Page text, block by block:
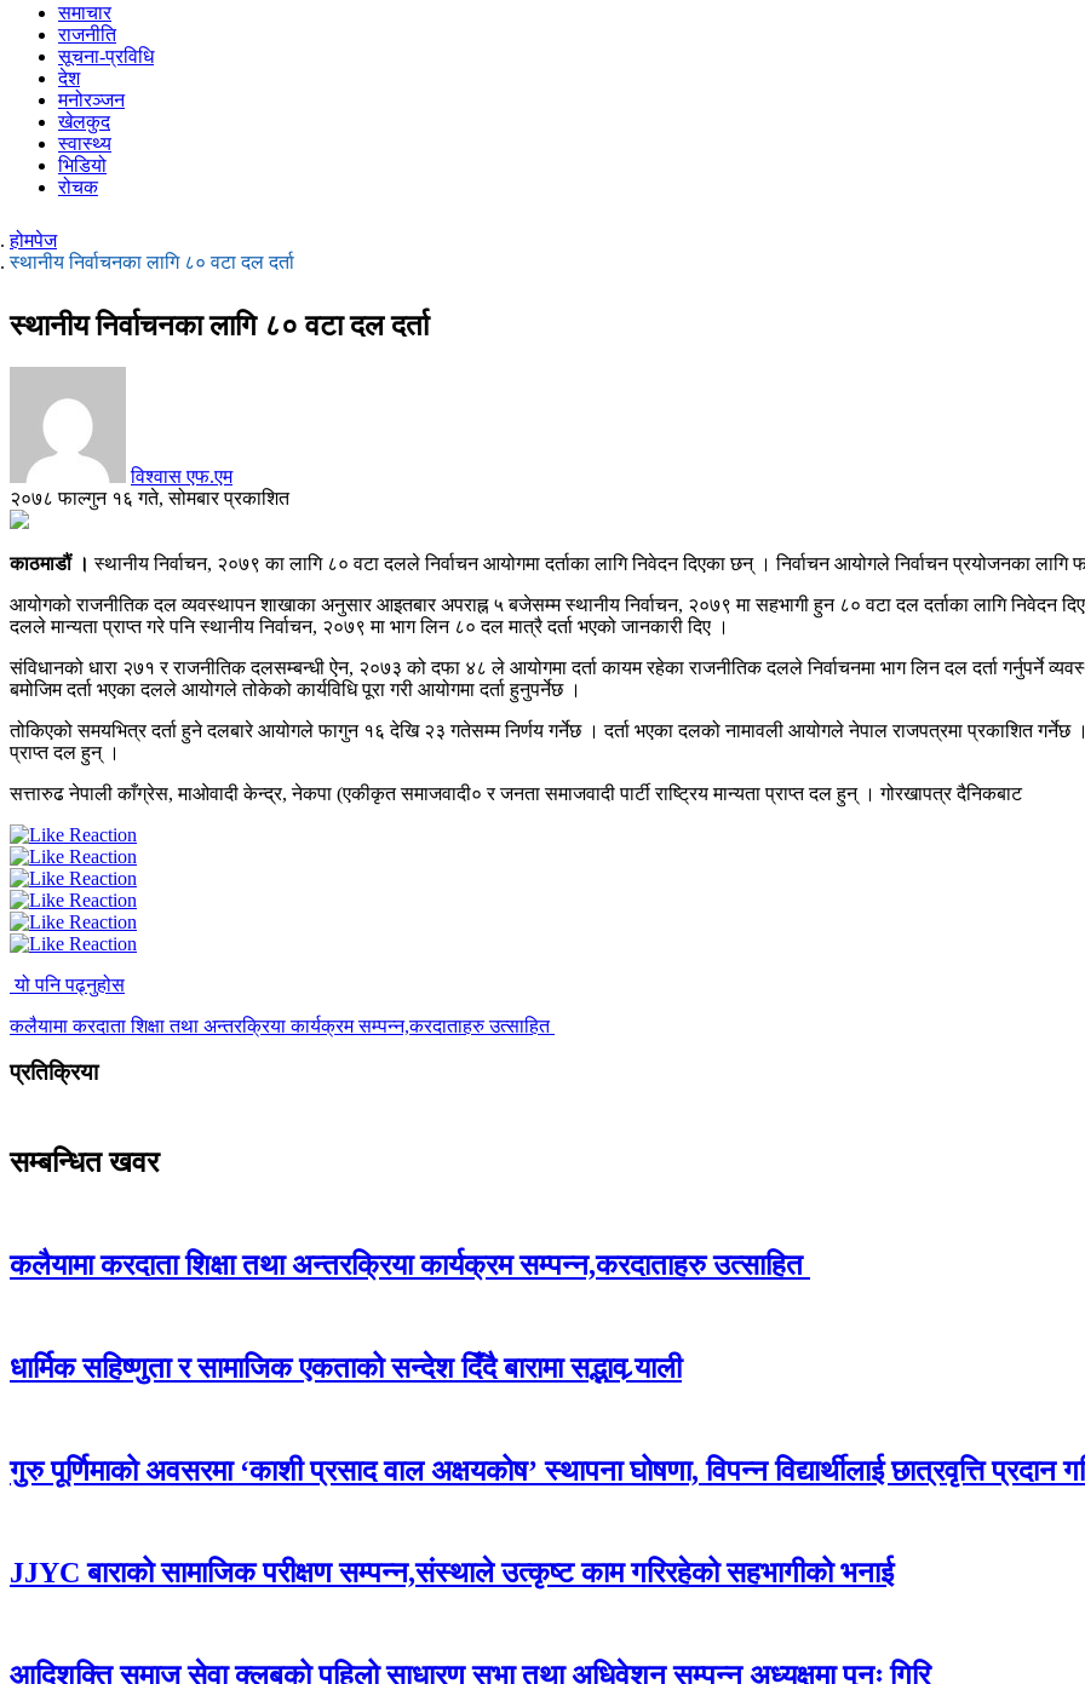
समाचार
राजनीति
सूचना-प्रविधि
देश
मनोरञ्जन
खेलकुद
स्वास्थ्य
भिडियो
रोचक
होमपेज
स्थानीय निर्वाचनका लागि ८० वटा दल दर्ता
स्थानीय निर्वाचनका लागि ८० वटा दल दर्ता
विश्वास एफ.एम
२०७८ फाल्गुन १६ गते, सोमबार प्रकाशित
काठमाडौं । स्थानीय निर्वाचन, २०७९ का लागि ८० वटा दलले निर्वाचन आयोगमा दर्ताका लागि निवेदन दिएका छन् । निर्वाचन आयोगले निर्वाचन प्रयोजनका
आयोगको राजनीतिक दल व्यवस्थापन शाखाका अनुसार आइतबार अपराह्न ५ बजेसम्म स्थानीय निर्वाचन, २०७९ मा सहभागी हुन ८० वटा दल दर्ताका लागि निवेदन
दलले मान्यता प्राप्त गरे पनि स्थानीय निर्वाचन, २०७९ मा भाग लिन ८० दल मात्रै दर्ता भएको जानकारी दिए ।
संविधानको धारा २७१ र राजनीतिक दलसम्बन्धी ऐन, २०७३ को दफा ४८ ले आयोगमा दर्ता कायम रहेका राजनीतिक दलले निर्वाचनमा भाग लिन दल दर्ता गर्नुपर्ने
बमोजिम दर्ता भएका दलले आयोगले तोकेको कार्यविधि पूरा गरी आयोगमा दर्ता हुनुपर्नेछ ।
तोकिएको समयभित्र दर्ता हुने दलबारे आयोगले फागुन १६ देखि २३ गतेसम्म निर्णय गर्नेछ । दर्ता भएका दलको नामावली आयोगले नेपाल राजपत्रमा प्रकाशित गर्नेछ ।
प्राप्त दल हुन् ।
सत्तारुढ नेपाली काँग्रेस, माओवादी केन्द्र, नेकपा (एकीकृत समाजवादी० र जनता समाजवादी पार्टी राष्ट्रिय मान्यता प्राप्त दल हुन् । गोरखापत्र दैनिकबाट
यो पनि पढ्नुहोस
कलैयामा करदाता शिक्षा तथा अन्तरक्रिया कार्यक्रम सम्पन्न,करदाताहरु उत्साहित
प्रतिक्रिया
सम्बन्धित खवर
कलैयामा करदाता शिक्षा तथा अन्तरक्रिया कार्यक्रम सम्पन्न,करदाताहरु उत्साहित
धार्मिक सहिष्णुता र सामाजिक एकताको सन्देश दिँदै बारामा सद्भाव र्‍याली
गुरु पूर्णिमाको अवसरमा ‘काशी प्रसाद वाल अक्षयकोष’ स्थापना घोषणा, विपन्न विद्यार्थीलाई छात्रवृत्ति प्रदान
JJYC बाराको सामाजिक परीक्षण सम्पन्न,संस्थाले उत्कृष्ट काम गरिरहेको सहभागीको भनाई
आदिशक्ति समाज सेवा क्लबको पहिलो साधारण सभा तथा अधिवेशन सम्पन्न अध्यक्षमा पुनः गिरि